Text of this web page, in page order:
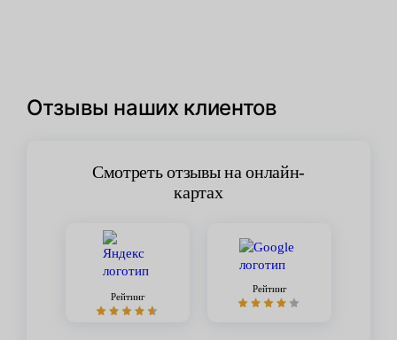
Отзывы наших клиентов
Смотреть отзывы на онлайн-
картах
Рейтинг
Рейтинг